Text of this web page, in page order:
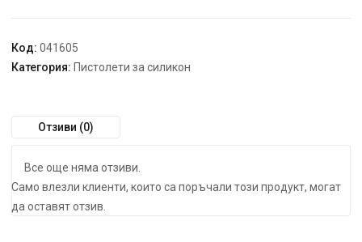
Код: 041605
Категория: Пистолети за силикон
Отзиви (0)
Все още няма отзиви.
Само влезли клиенти, които са поръчали този продукт, могат
да оставят отзив.